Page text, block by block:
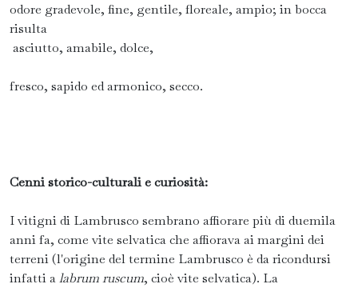
odore gradevole, fine, gentile, floreale, ampio; in bocca
risulta
asciutto, amabile, dolce,
fresco, sapido ed armonico, secco.
Cenni storico-culturali e curiosità:
I vitigni di Lambrusco sembrano affiorare più di duemila
anni fa, come vite selvatica che affiorava ai margini dei
terreni (l'origine del termine Lambrusco è da ricondursi
infatti alabrum ruscum, cioè vite selvatica). La